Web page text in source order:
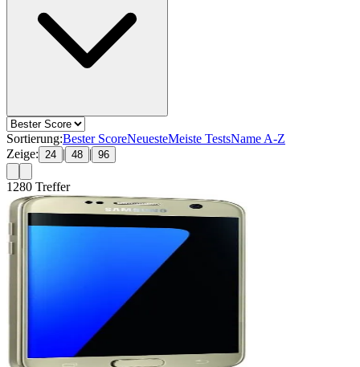
Sortierung:Bester ScoreNeuesteMeiste TestsName A-Z
Zeige:
24 | 48 | 96
1280 Treffer